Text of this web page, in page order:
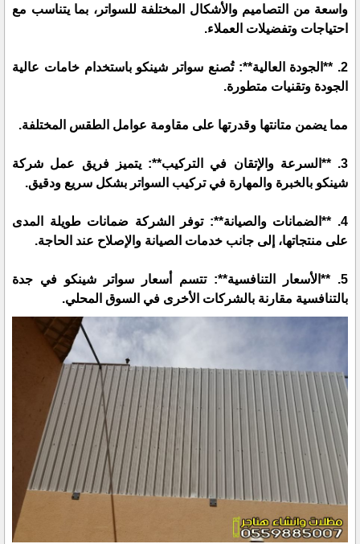
واسعة من التصاميم والأشكال المختلفة للسواتر، بما يتناسب مع
احتياجات وتفضيلات العملاء.
2. **الجودة العالية**: تُصنع سواتر شينكو باستخدام خامات عالية
الجودة وتقنيات متطورة.
مما يضمن متانتها وقدرتها على مقاومة عوامل الطقس المختلفة.
3. **السرعة والإتقان في التركيب**: يتميز فريق عمل شركة
شينكو بالخبرة والمهارة في تركيب السواتر بشكل سريع ودقيق.
4. **الضمانات والصيانة**: توفر الشركة ضمانات طويلة المدى
على منتجاتها، إلى جانب خدمات الصيانة والإصلاح عند الحاجة.
5. **الأسعار التنافسية**: تتسم أسعار سواتر شينكو في جدة
بالتنافسية مقارنة بالشركات الأخرى في السوق المحلي.